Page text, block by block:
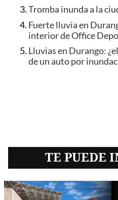
Tromba inunda a la
Fuerte lluvia en
interior de Office
Lluvias en Durango:
de un auto por
TE PUEDE